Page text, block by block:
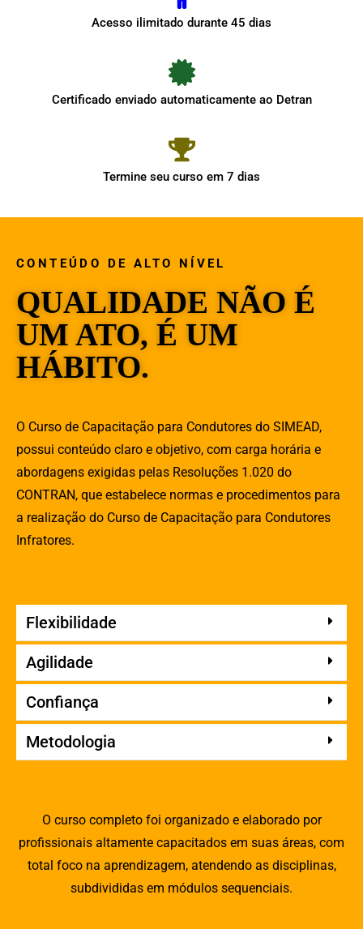
Acesso ilimitado durante 45 dias
Certificado enviado automaticamente ao Detran
Termine seu curso em 7 dias
CONTEÚDO DE ALTO NÍVEL
QUALIDADE NÃO É
UM ATO, É UM
HÁBITO.
O Curso de Capacitação para Condutores do SIMEAD,
possui conteúdo claro e objetivo, com carga horária e
abordagens exigidas pelas Resoluções 1.020 do
CONTRAN, que estabelece normas e procedimentos para
a realização do Curso de Capacitação para Condutores
Infratores.
Flexibilidade
Agilidade
Confiança
Metodologia
O curso completo foi organizado e elaborado por
profissionais altamente capacitados em suas áreas, com
total foco na aprendizagem, atendendo as disciplinas,
subdivididas em módulos sequenciais.